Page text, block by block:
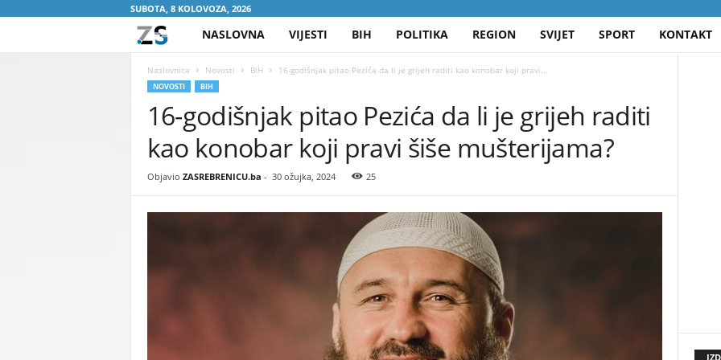
SUBOTA, 8 KOLOVOZA, 2026
A
E
B
NASLOVNA VIJESTI BIH POLITIKA REGION SVIJET SPORT KONTAKT
Naslovnica Novosti BiH 16-godišnjak pitao Pezića da li je grijeh raditi kao konobar koji pravi...
NOVOSTI BIH
16-godišnjak pitao Pezića da li je grijeh raditi
kao konobar koji pravi šiše mušterijama?
Objavio ZASREBRENICU.ba - 30 ožujka, 2024 25